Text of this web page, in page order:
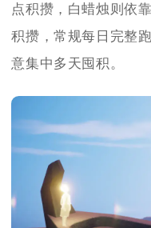
点积攒，白蜡烛则依
积攒，常规每日完整
意集中多天囤积。